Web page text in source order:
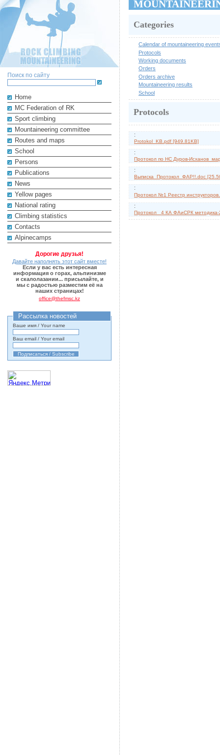
Поиск по сайту
Home
MC Federation of RK
Sport climbing
Mountaineering committee
Routes and maps
School
Persons
Publications
News
Yellow pages
National rating
Climbing statistics
Contacts
Alpinecamps
Дорогие друзья!
Давайте наполнять этот сайт вместе!
Если у вас есть интересная
информация о горах, альпинизме
и скалолазании... присылайте, и
мы с радостью разместим её на
наших страницах!
office@thefmsc.kz
Рассылка новостей
Ваше имя / Your name
Ваш email / Your email
Categories
Calendar of mountaineering
Protocols
Working documents
Orders
Orders archive
Mountaineering results
School
Protocols
:
Protokol_KB.pdf [949.81KB]
:
Протокол по НС Дуров-
:
Выписка_Протокол_ФАР!!.doc
:
Протокол №1 Реестр
:
Протокол _4 КА ФАиСРК методика-